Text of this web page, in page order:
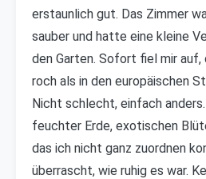
erstaunlich gut. Das Zimmer
sauber und hatte eine kleine
den Garten. Sofort fiel mir auf,
roch als in den europäischen
Nicht schlecht, einfach
feuchter Erde, exotischen
das ich nicht ganz zuordnen
überrascht, wie ruhig es war.